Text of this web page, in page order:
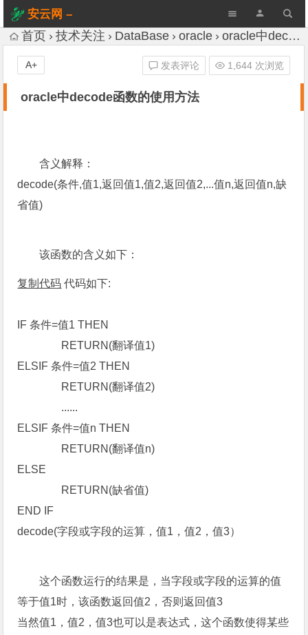
安云网 –
AnYun.ORG
首页 技术关注 DataBase oracle oracle中decode函数的使用方法
oracle中decode函数的使用方法
发表评论 1,644 次浏览
A+
含义解释：
decode(条件,值1,返回值1,值2,返回值2,...值n,返回值n,缺
省值)
该函数的含义如下：
复制代码 代码如下:
IF 条件=值1 THEN
RETURN(翻译值1)
ELSIF 条件=值2 THEN
RETURN(翻译值2)
......
ELSIF 条件=值n THEN
RETURN(翻译值n)
ELSE
RETURN(缺省值)
END IF
decode(字段或字段的运算，值1，值2，值3）
这个函数运行的结果是，当字段或字段的运算的值
等于值1时，该函数返回值2，否则返回值3
当然值1，值2，值3也可以是表达式，这个函数使得某些